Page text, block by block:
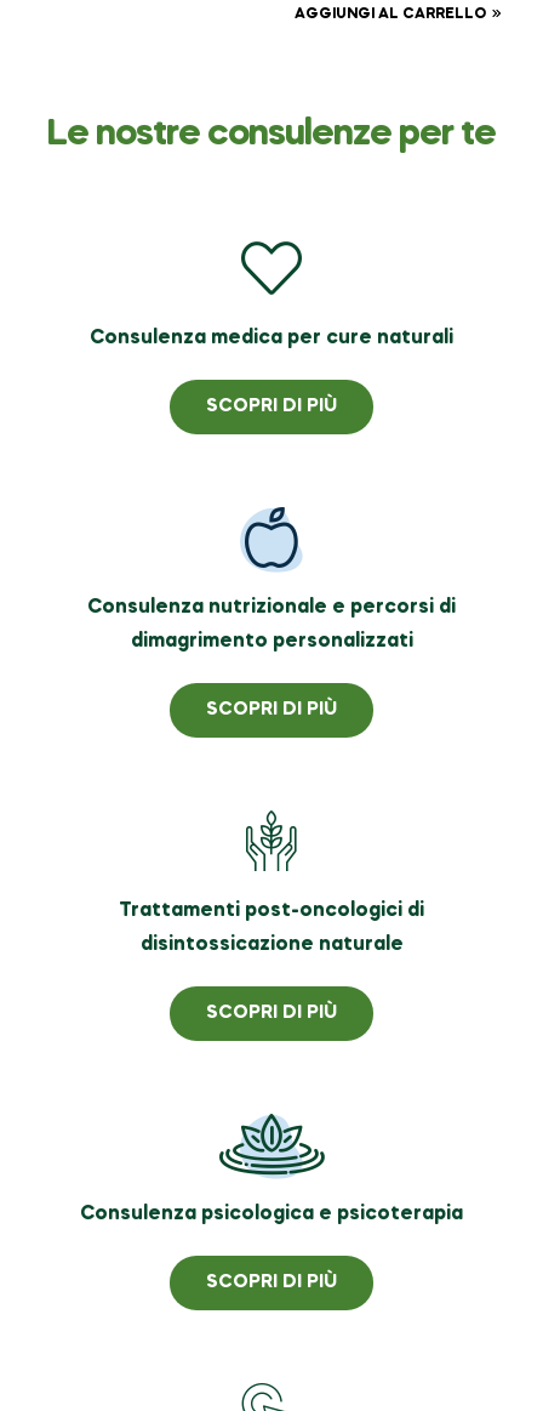
AGGIUNGI AL CARRELLO
Le nostre consulenze per te
Consulenza medica per cure naturali
SCOPRI DI PIÙ
Consulenza nutrizionale e percorsi di
dimagrimento personalizzati
SCOPRI DI PIÙ
Trattamenti post-oncologici di
disintossicazione naturale
SCOPRI DI PIÙ
Consulenza psicologica e psicoterapia
SCOPRI DI PIÙ